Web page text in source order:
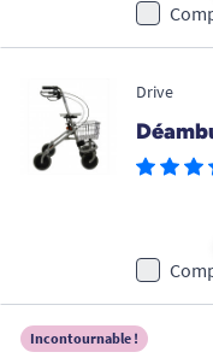
Drive
Incontournable !